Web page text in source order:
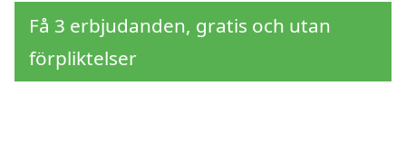
Få 3 erbjudanden, gratis och utan
förpliktelser